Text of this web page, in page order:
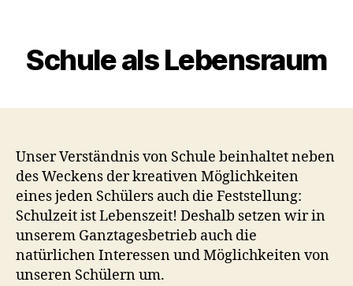
Schule als Lebensraum
Unser Verständnis von Schule beinhaltet neben
des Weckens der kreativen Möglichkeiten
eines jeden Schülers auch die Feststellung:
Schulzeit ist Lebenszeit! Deshalb setzen wir in
unserem Ganztagesbetrieb auch die
natürlichen Interessen und Möglichkeiten von
unseren Schülern um.